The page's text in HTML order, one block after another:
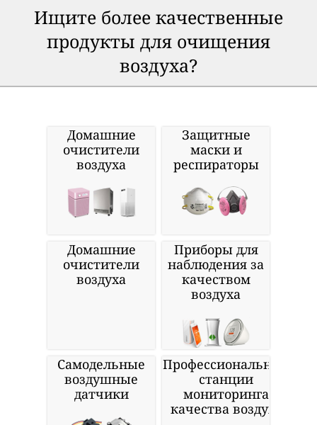
Ищите более качественные
продукты для очищения
воздуха?
Домашние
очистители
воздуха
Защитные
маски и
респираторы
Домашние
очистители
воздуха
Приборы для
наблюдения за
качеством
воздуха
Самодельные
воздушные
датчики
Профессиональные
станции
мониторинга
качества воздуха